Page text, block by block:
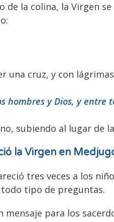
de la colina, la Virgen
una cruz, y con
hombres y Dios, y entre
subiendo al lugar de
la Virgen en
tres veces a los
tipo de preguntas.
mensaje para los